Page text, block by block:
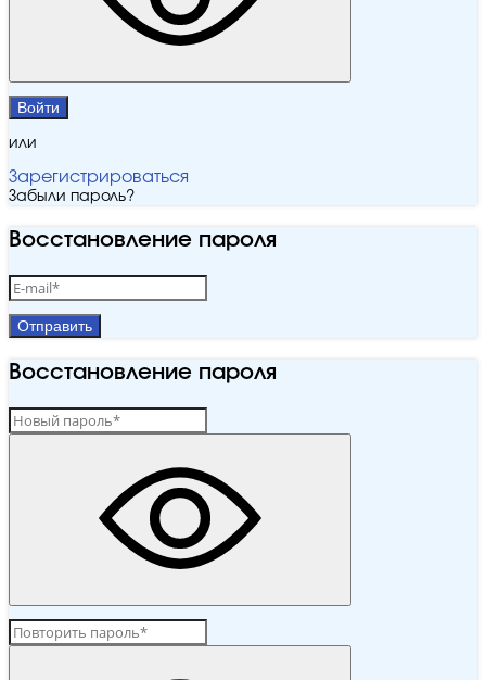
Войти
или
Зарегистрироваться
Забыли пароль?
Восстановление пароля
Отправить
Восстановление пароля